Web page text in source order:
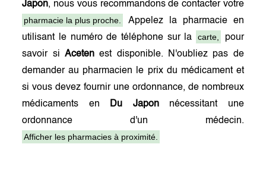
Japon, nous vous recommandons de contacter votre
pharmacie la plus proche.
Appelez la pharmacie en
utilisant le numéro de téléphone sur la
carte,
pour
savoir siAceten est disponible. N'oubliez pas de
demander au pharmacien le prix du médicament et
si vous devez fournir une ordonnance, de nombreux
médicaments en
Du Japonnécessitant une
ordonnance d'un médecin.
Afficher les pharmacies à proximité.